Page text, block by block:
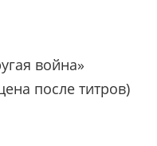
война»
после титров)